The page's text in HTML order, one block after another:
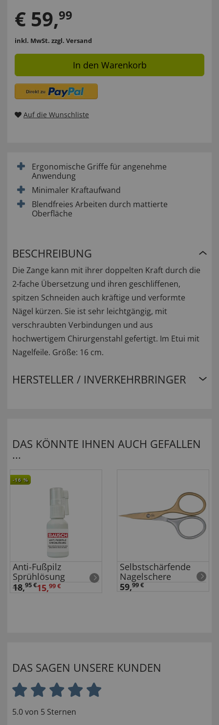
€ 59,99
inkl. MwSt. zzgl. Versand
In den Warenkorb
Auf die Wunschliste
Ergonomische Griffe für angenehme
Anwendung
Minimaler Kraftaufwand
Blendfreies Arbeiten durch mattierte
Oberfläche
BESCHREIBUNG
Die Zange kann mit ihrer doppelten Kraft durch die
2-fache Übersetzung und ihren geschliffenen,
spitzen Schneiden auch kräftige und verformte
Nägel kürzen. Sie ist sehr leichtgängig, mit
verschraubten Verbindungen und aus
hochwertigem Chirurgenstahl gefertigt. Im Etui mit
Nagelfeile. Größe: 16 cm.
HERSTELLER / INVERKEHRBRINGER
DAS KÖNNTE IHNEN AUCH GEFALLEN
...
-16 %
Anti-Fußpilz
Sprühlösung
18,95 €15,99 €
Selbstschärfende
Nagelschere
59,99 €
DAS SAGEN UNSERE KUNDEN
5.0 von 5 Sternen